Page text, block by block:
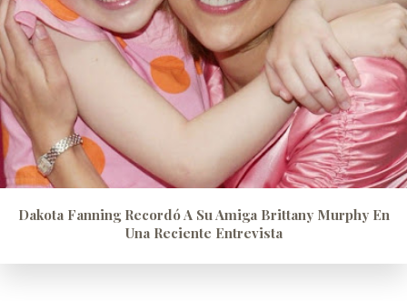
Dakota Fanning Recordó A Su Amiga Brittany Murphy En
Una Reciente Entrevista